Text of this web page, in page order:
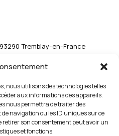
nous utilisons des technologies telles
aux informations des appareils.
nous permettra de traiter des
navigation ou les ID uniques sur ce
retirer son consentement peut avoir un
et fonctions.
Tremblay-en-France